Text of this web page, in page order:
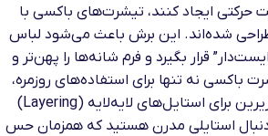
ایجاد کنند، تیشرت‌های باکسی با
طراحی شده‌اند. این برش باعث می‌شود لباس
قرار بگیرد و فرم شانه‌ها را پهن‌تر و
باکسی نه تنها برای استفاده‌های روزمره،
بلکه به عنوان یک لایه زیرین برای استایل‌های لایه‌لایه (Layering)
دنبال استایلی مدرن هستید که همزمان حس